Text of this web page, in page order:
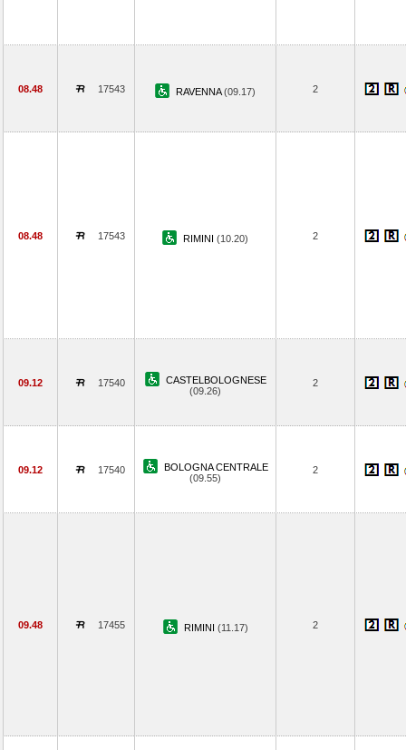
08.48 17543 RAVENNA(09.17) 2
08.48 17543 RIMINI (10.20) 2
09.12 17540
CASTELBOLOGNESE
(09.26)
2
09.12 17540
BOLOGNA CENTRALE
(09.55)
2
09.48 17455 RIMINI (11.17) 2